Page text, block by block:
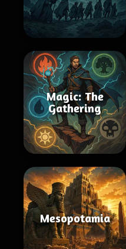
Magic: The
Gathering
Mesopotamia